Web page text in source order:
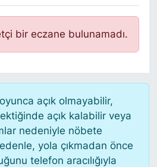
bir eczane bulunamadı.
açık olmayabilir,
açık kalabilir veya
nedeniyle nöbete
yola çıkmadan önce
telefon aracılığıyla